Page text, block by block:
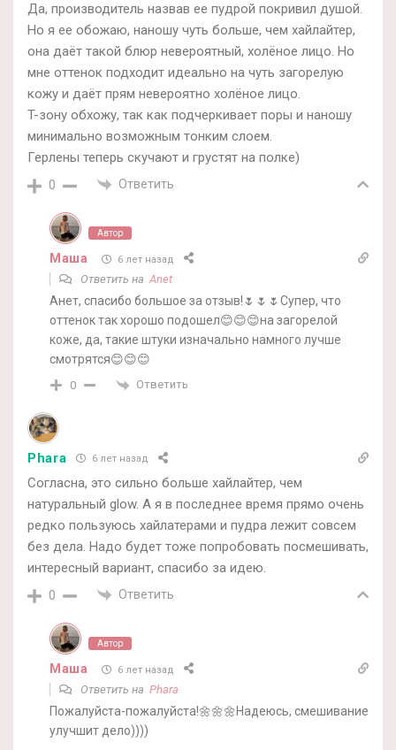
Да, производитель назвав ее пудрой покривил душой.
Но я ее обожаю, наношу чуть больше, чем хайлайтер,
она даёт такой блюр невероятный, холёное лицо. Но
мне оттенок подходит идеально на чуть загорелую
кожу и даёт прям невероятно холёное лицо.
T-зону обхожу, так как подчеркивает поры и наношу
минимально возможным тонким слоем.
Герлены теперь скучают и грустят на полке)
0 Ответить
Автор
Маша 6 лет назад
Ответить наAnet
Анет, спасибо большое за отзыв!🌷🌷🌷Супер, что
оттенок так хорошо подошел😊😊😊на загорелой
коже, да, такие штуки изначально намного лучше
смотрятся😊😊😊
0 Ответить
Phara 6 лет назад
Согласна, это сильно больше хайлайтер, чем
натуральный glow. А я в последнее время прямо очень
редко пользуюсь хайлатерами и пудра лежит совсем
без дела. Надо будет тоже попробовать посмешивать,
интересный вариант, спасибо за идею.
0 Ответить
Автор
Маша 6 лет назад
Ответить на Phara
Пожалуйста-пожалуйста!🌼🌼🌼Надеюсь, смешивание
улучшит дело))))